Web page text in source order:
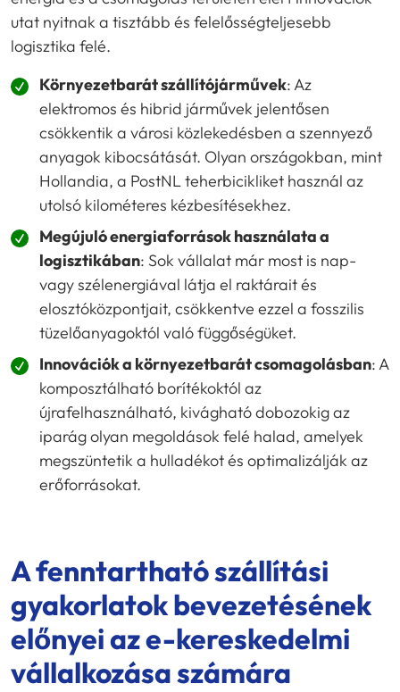
utat nyitnak a tisztább és felelősségteljesebb
logisztika felé.
Környezetbarát szállítójárművek: Az
elektromos és hibrid járművek jelentősen
csökkentik a városi közlekedésben a szennyező
anyagok kibocsátását. Olyan országokban, mint
Hollandia, a PostNL teherbicikliket használ az
utolsó kilométeres kézbesítésekhez.
Megújuló energiaforrások használata a
logisztikában: Sok vállalat már most is nap-
vagy szélenergiával látja el raktárait és
elosztóközpontjait, csökkentve ezzel a fosszilis
tüzelőanyagoktól való függőségüket.
Innovációk a környezetbarát csomagolásban: A
komposztálható borítékoktól az
újrafelhasználható, kivágható dobozokig az
iparág olyan megoldások felé halad, amelyek
megszüntetik a hulladékot és optimalizálják az
erőforrásokat.
A fenntartható szállítási
gyakorlatok bevezetésének
előnyei az e-kereskedelmi
vállalkozása számára